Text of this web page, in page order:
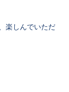
楽しんでいただ